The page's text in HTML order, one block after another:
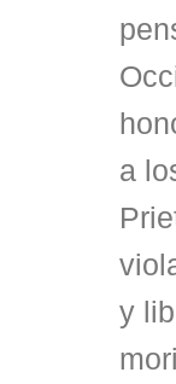
a
y